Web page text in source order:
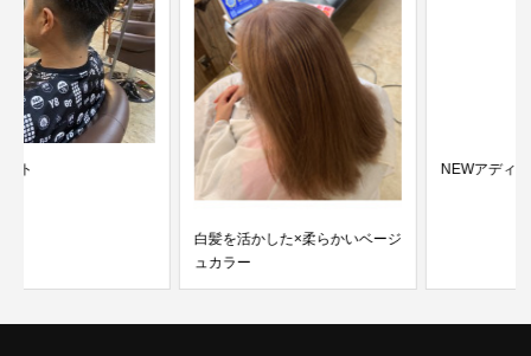
白髪を活かした×柔らかいベージ
NEWアディクシーカラー